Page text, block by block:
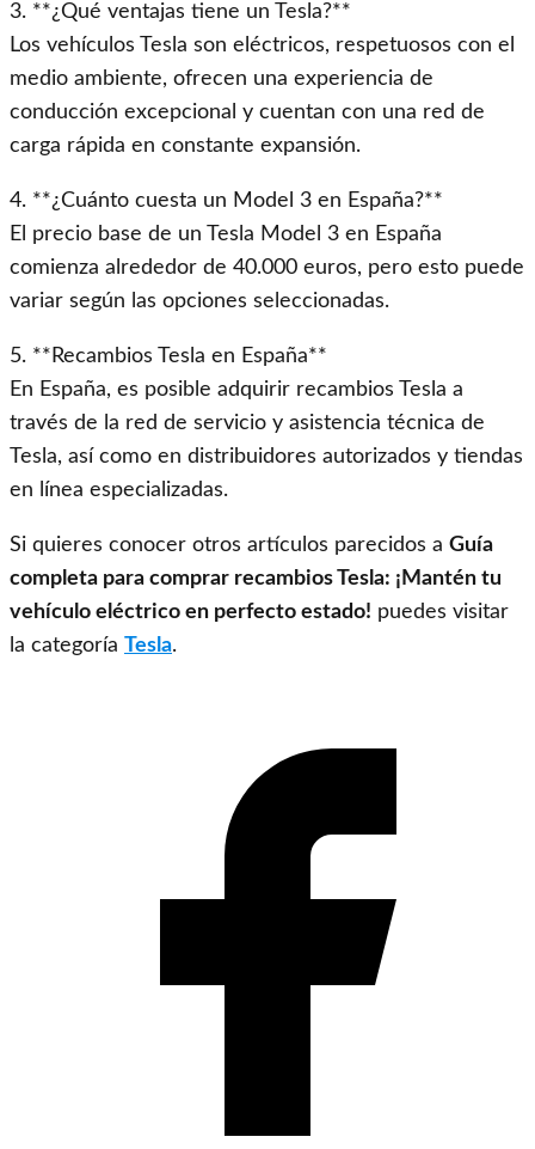
3. **¿Qué ventajas tiene un Tesla?**
Los vehículos Tesla son eléctricos, respetuosos con el
medio ambiente, ofrecen una experiencia de
conducción excepcional y cuentan con una red de
carga rápida en constante expansión.
4. **¿Cuánto cuesta un Model 3 en España?**
El precio base de un Tesla Model 3 en España
comienza alrededor de 40.000 euros, pero esto puede
variar según las opciones seleccionadas.
5. **Recambios Tesla en España**
En España, es posible adquirir recambios Tesla a
través de la red de servicio y asistencia técnica de
Tesla, así como en distribuidores autorizados y tiendas
en línea especializadas.
Si quieres conocer otros artículos parecidos a Guía
completa para comprar recambios Tesla: ¡Mantén tu
vehículo eléctrico en perfecto estado! puedes visitar
la categoría Tesla.